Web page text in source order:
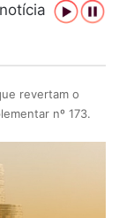
revertam o
nº 173.